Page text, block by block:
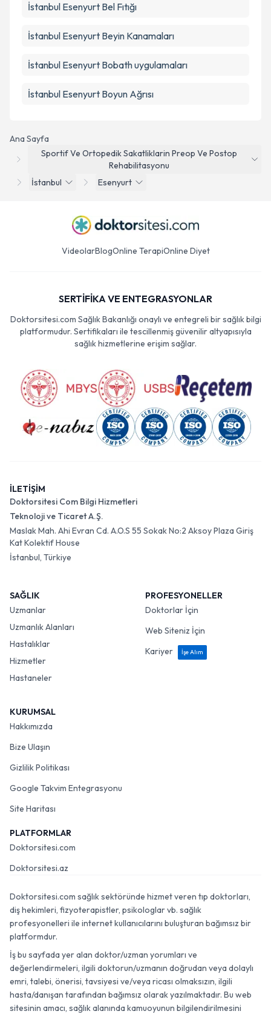
Ana Sayfa
Sportif Ve Ortopedik Sakatliklarin Preop Ve Postop
Rehabilitasyonu
İstanbul
Esenyurt
İstanbul Esenyurt Bel Fıtığı
İstanbul Esenyurt Beyin Kanamaları
İstanbul Esenyurt Bobath uygulamaları
İstanbul Esenyurt Boyun Ağrısı
VideolarBlogOnline TerapiOnline Diyet
SERTİFİKA VE ENTEGRASYONLAR
Doktorsitesi.com Sağlık Bakanlığı onaylı ve entegreli bir sağlık bilgi
platformudur. Sertifikaları ile tescillenmiş güvenilir altyapısıyla
sağlık hizmetlerine erişim sağlar.
İLETİŞİM
Doktorsitesi Com Bilgi Hizmetleri
Teknoloji ve Ticaret A.Ş.
Maslak Mah. Ahi Evran Cd. A.O.S 55 Sokak No:2 Aksoy Plaza Giriş
Kat Kolektif House
İstanbul, Türkiye
SAĞLIK
Uzmanlar
Uzmanlık Alanları
Hastalıklar
Hizmetler
Hastaneler
PROFESYONELLER
Doktorlar İçin
Web Siteniz İçin
Kariyer
İşe Alım
KURUMSAL
Hakkımızda
Bize Ulaşın
Gizlilik Politikası
Google Takvim Entegrasyonu
Site Haritası
PLATFORMLAR
Doktorsitesi.com
Doktorsitesi.az
Doktorsitesi.com sağlık sektöründe hizmet veren tıp doktorları,
diş hekimleri, fizyoterapistler, psikologlar vb. sağlık
profesyonelleri ile internet kullanıcılarını buluşturan bağımsız bir
platformdur.
İş bu sayfada yer alan doktor/uzman yorumları ve
değerlendirmeleri, ilgili doktorun/uzmanın doğrudan veya dolaylı
emri, talebi, önerisi, tavsiyesi ve/veya ricası olmaksızın, ilgili
hasta/danışan tarafından bağımsız olarak yazılmaktadır. Bu web
sitesinin amacı, sağlık alanında kamuoyunun bilgilendirilmesini